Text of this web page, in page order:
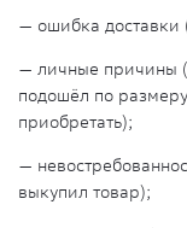
— ошибка доставки
— личные причины
подошёл по
приобретать);
—
выкупил товар);